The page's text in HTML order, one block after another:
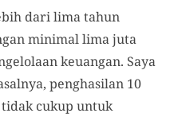
dari lima tahun
minimal lima juta
keuangan. Saya
penghasilan 10
cukup untuk